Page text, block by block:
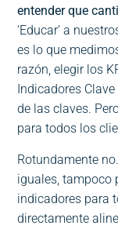
entender que
‘Educar’ a
es lo que
razón, elegir los
Indicadores
de las claves.
para todos los
Rotundamente
iguales, tampoco
indicadores para
directamente